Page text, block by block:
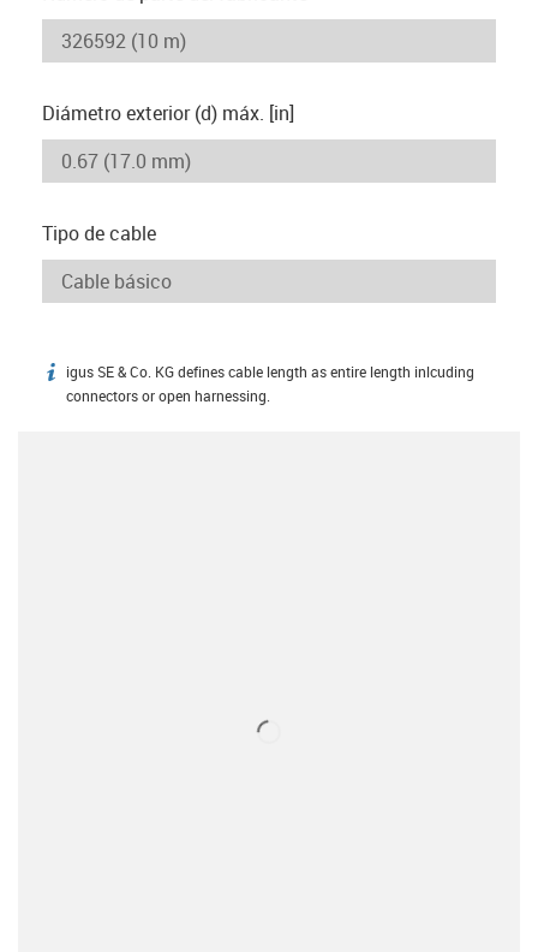
Diámetro exterior (d) máx. [in]
Tipo de cable
igus-icon-info
igus SE & Co. KG defines cable length as entire length inlcuding
connectors or open harnessing.